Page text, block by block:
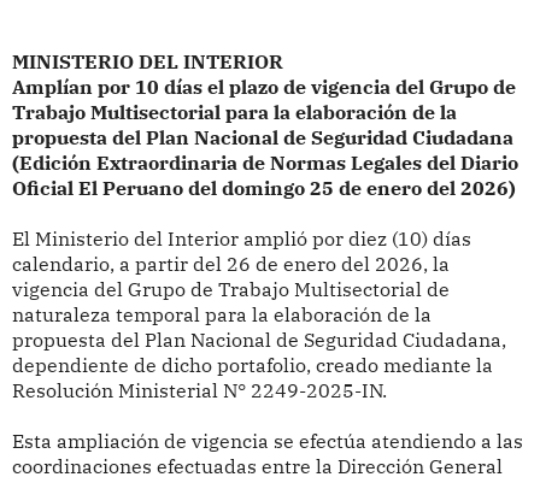
MINISTERIO DEL INTERIOR
Amplían por 10 días el plazo de vigencia del Grupo de
Trabajo Multisectorial para la elaboración de la
propuesta del Plan Nacional de Seguridad Ciudadana
(Edición Extraordinaria de Normas Legales del Diario
Oficial El Peruano del domingo 25 de enero del 2026)
El Ministerio del Interior ampliópor diez (10) días
calendario, a partir del 26 de enero del 2026, la
vigencia del Grupo de Trabajo Multisectorial de
naturaleza temporal para la elaboración de la
propuesta del Plan Nacional de Seguridad Ciudadana,
dependiente de dicho portafolio, creado mediante la
Resolución Ministerial N° 2249-2025-IN.
Esta ampliación de vigencia se efectúa atendiendo a las
coordinaciones efectuadas entre la Dirección General